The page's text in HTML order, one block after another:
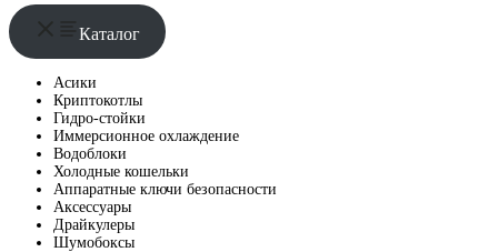
Каталог
Асики
Криптокотлы
Гидро-стойки
Иммерсионное охлаждение
Водоблоки
Холодные кошельки
Аппаратные ключи безопасности
Аксессуары
Драйкулеры
Шумобоксы